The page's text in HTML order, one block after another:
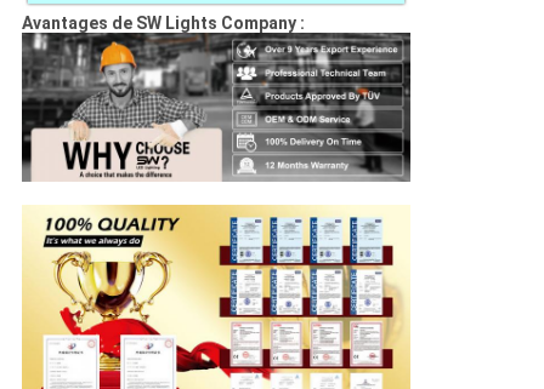
Avantages de SW Lights Company :